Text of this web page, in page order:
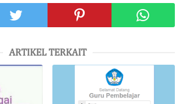
ARTIKEL TERKAIT